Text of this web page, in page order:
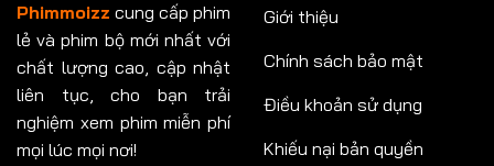
Phimmoizz cung cấp phim
lẻ và phim bộ mới nhất với
chất lượng cao, cập nhật
liên tục, cho bạn trải
nghiệm xem phim miễn phí
mọi lúc mọi nơi!
Giới thiệu
Chính sách bảo mật
Điều khoản sử dụng
Khiếu nại bản quyền